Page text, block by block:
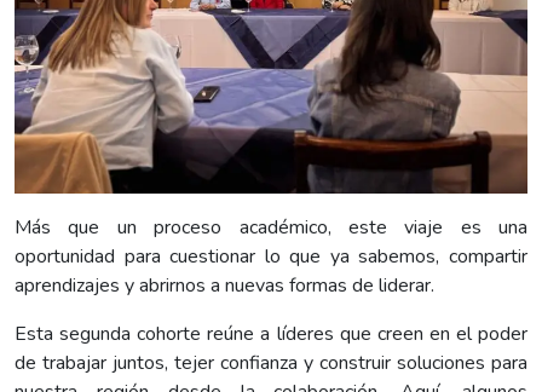
Más que un proceso académico, este viaje es una
oportunidad para cuestionar lo que ya sabemos, compartir
aprendizajes y abrirnos a nuevas formas de liderar.
Esta segunda cohorte reúne a líderes que creen en el poder
de trabajar juntos, tejer confianza y construir soluciones para